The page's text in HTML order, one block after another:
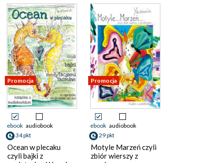
Promocja
ebook audiobook
34 pkt
Ocean w plecaku
czyli bajki z
Promocja
ebook audiobook
29 pkt
Motyle Marzeń czyli
zbiór wierszy z